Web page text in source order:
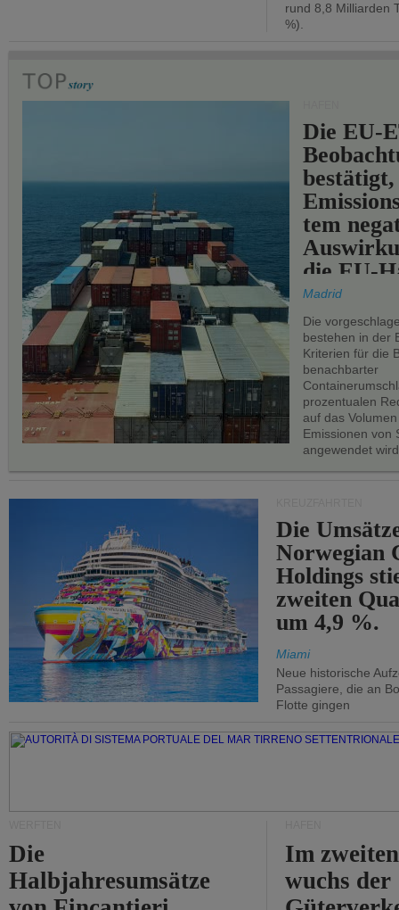
rund 8,8 Milliarden
%).
Die EU-
bestätigt,
tem
die EU-
Madrid
Die
bestehen in der
Kriterien für die
benachbarter
prozentualen
auf das
Emissionen von
angewendet
Die
Norwegian
Holdings
zweiten
um 4,9 %.
Miami
Neue historische
Passagiere, die an
Flotte gingen
Die
Halbjahresumsätze
Im
wuchs der